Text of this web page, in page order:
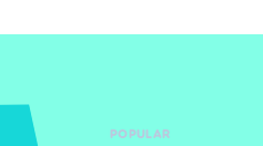
POPULAR